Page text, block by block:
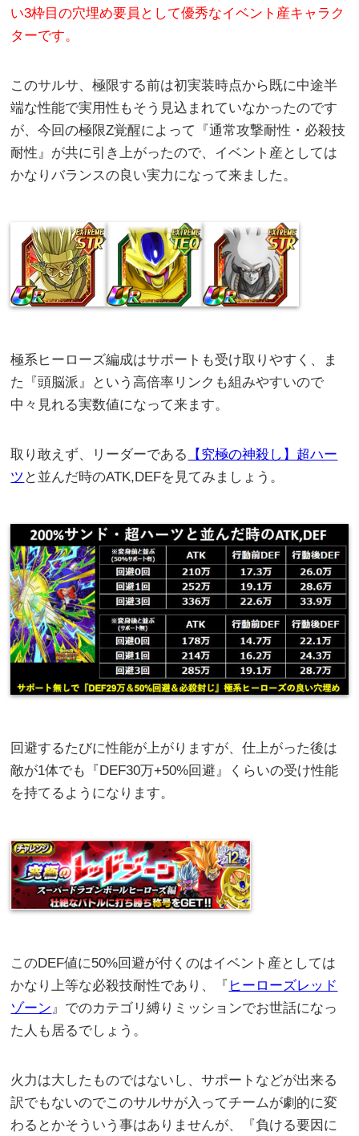
い3枠目の穴埋め要員として優秀なイベント産キャラク
ターです。
このサルサ、極限する前は初実装時点から既に中途半
端な性能で実用性もそう見込まれていなかったのです
が、今回の極限Z覚醒によって『通常攻撃耐性・必殺技
耐性』が共に引き上がったので、イベント産としては
かなりバランスの良い実力になって来ました。
極系ヒーローズ編成はサポートも受け取りやすく、ま
た『頭脳派』という高倍率リンクも組みやすいので
中々見れる実数値になって来ます。
取り敢えず、リーダーである
【究極の神殺し】超ハー
ツ と並んだ時のATK,DEFを見てみましょう。
回避するたびに性能が上がりますが、仕上がった後は
敵が1体でも『DEF30万+50%回避』くらいの受け性能
を持てるようになります。
このDEF値に50%回避が付くのはイベント産としては
かなり上等な必殺技耐性であり、『 ヒーローズレッド
ゾーン 』でのカテゴリ縛りミッションでお世話になっ
た人も居るでしょう。
火力は大したものではないし、サポートなどが出来る
訳でもないのでこのサルサが入ってチームが劇的に変
わるとかそういう事はありませんが、『負ける要因に